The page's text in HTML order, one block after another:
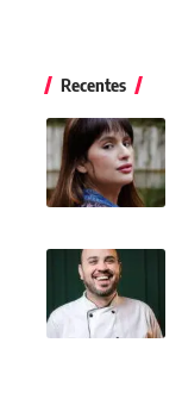
Recentes